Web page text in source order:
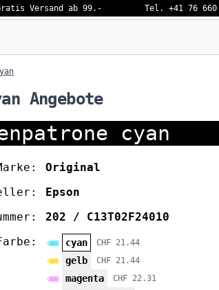
Versand ab 99.- Tel. +41 76 660
Angebote
cyan
Original
Epson
202 / C13T02F24010
cyan CHF 21.44
gelb CHF 21.44
magenta CHF 22.31